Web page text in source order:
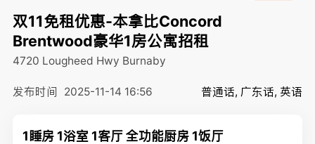
双11免租优惠-本拿比Concord
Brentwood豪华1房公寓招租
4720 Lougheed Hwy Burnaby
发布时间 2025-11-14 16:56 普通话, 广东话, 英语
1睡房 1浴室 1客厅 全功能厨房 1饭厅